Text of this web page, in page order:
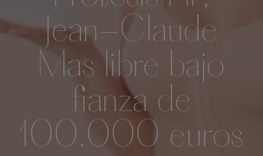
Jean-Claude
Mas libre bajo
fianza de
100.000 euros